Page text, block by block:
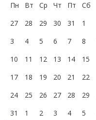
Пн
Вт Ср Чт Пт Сб
27
28 29 30 31 1
3
4 5 6 7 8
10
11 12 13 14 15
17
18 19 20 21 22
24
25 26 27 28 29
31
1 2 3 4 5